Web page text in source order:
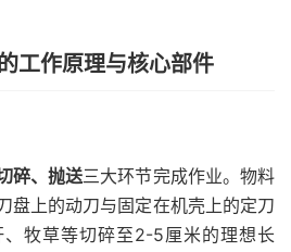
工作原理与核心部件
碎、抛送三大环节完成作业。物料
盘上的动刀与固定在机壳上的定刀
牧草等切碎至2-5厘米的理想长